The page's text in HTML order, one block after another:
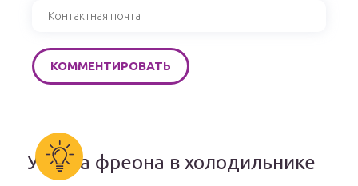
Утечка фреона в холодильнике